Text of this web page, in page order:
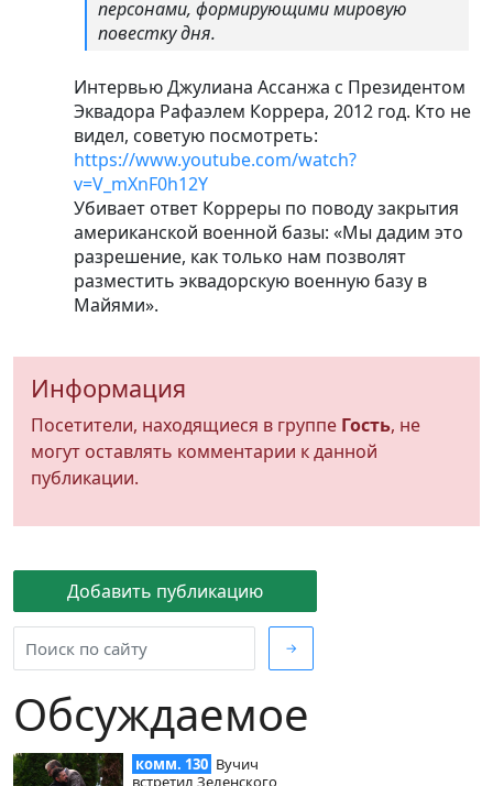
Добавить публикацию
→
Обсуждаемое
комм. 130 Вучич
встретил Зеленского
персонами, формирующими мировую
повестку дня.
Интервью Джулиана Ассанжа с Президентом
Эквадора Рафаэлем Коррера, 2012 год. Кто не
видел, советую посмотреть:
https://www.youtube.com/watch?
v=V_mXnF0h12Y
Убивает ответ Корреры по поводу закрытия
американской военной базы: «Мы дадим это
разрешение, как только нам позволят
разместить эквадорскую военную базу в
Майями».
Информация
Посетители, находящиеся в группе Гость, не
могут оставлять комментарии к данной
публикации.